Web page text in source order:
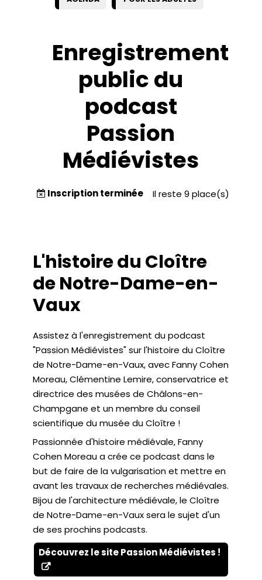
Enregistrement
public du
podcast
Passion
Médiévistes
Inscription terminée Il reste 9 place(s)
L'histoire du Cloître
de Notre-Dame-en-
Vaux
Assistez à l'enregistrement du podcast
"Passion Médiévistes" sur l'histoire du Cloître
de Notre-Dame-en-Vaux, avec Fanny Cohen
Moreau, Clémentine Lemire, conservatrice et
directrice des musées de Châlons-en-
Champgane et un membre du conseil
scientifique du musée du Cloître !
Passionnée d'histoire médiévale, Fanny
Cohen Moreau a crée ce podcast dans le
but de faire de la vulgarisation et mettre en
avant les travaux de recherches médiévales.
Bijou de l'architecture médiévale, le Cloître
de Notre-Dame-en-Vaux sera le sujet d'un
de ses prochins podcasts.
Découvrez le site Passion Médiévistes !